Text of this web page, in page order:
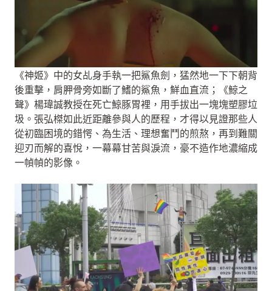
《神姬》中的女乩身手執一把鯊魚劍，猛然地一下下朝背
後重擊，肩胛骨旁如斷了鰭的鯊魚，鮮血直流；《鯨之
聲》楊瑋誠教授在死亡鯨豚胃裡，用手拔出一塊塊塑膠垃
圾。張弘榤如此近距離參與人的歷程，才得以見證那些人
從初臨困境的錯愕、為生活、理想奮鬥的煎熬，再到難關
迎刃而解的喜悅，一幕幕甘苦與淚流，豪不造作地濃縮成
一幀幀的影像。